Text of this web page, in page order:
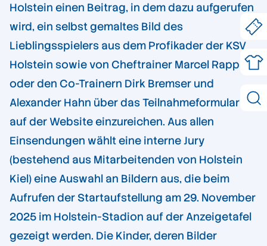
Holstein einen Beitrag, in dem dazu aufgerufen
wird, ein selbst gemaltes Bild des
Lieblingsspielers aus dem Profikader der KSV
Holstein sowie von Cheftrainer Marcel Rapp
oder den Co-Trainern Dirk Bremser und
Alexander Hahn über das Teilnahmeformular
auf der Website einzureichen. Aus allen
Einsendungen wählt eine interne Jury
(bestehend aus Mitarbeitenden von Holstein
Kiel) eine Auswahl an Bildern aus, die beim
Aufrufen der Startaufstellung am 29. November
2025 im Holstein-Stadion auf der Anzeigetafel
gezeigt werden. Die Kinder, deren Bilder